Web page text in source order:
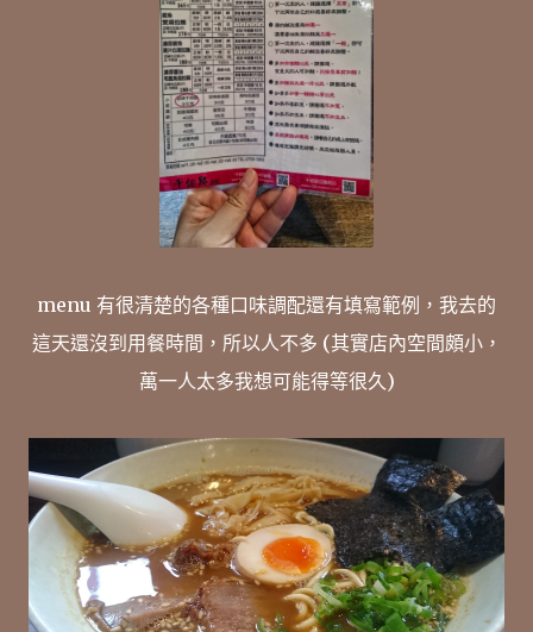
menu 有很清楚的各種口味調配還有填寫範例，我去的
這天還沒到用餐時間，所以人不多 (其實店內空間頗小，
萬一人太多我想可能得等很久)